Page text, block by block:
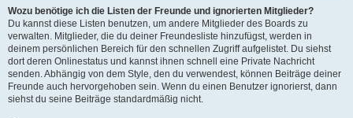
Wozu benötige ich die Listen der Freunde und ignorierten Mitglieder?
Du kannst diese Listen benutzen, um andere Mitglieder des Boards zu
verwalten. Mitglieder, die du deiner Freundesliste hinzufügst, werden in
deinem persönlichen Bereich für den schnellen Zugriff aufgelistet. Du siehst
dort deren Onlinestatus und kannst ihnen schnell eine Private Nachricht
senden. Abhängig von dem Style, den du verwendest, können Beiträge deiner
Freunde auch hervorgehoben sein. Wenn du einen Benutzer ignorierst, dann
siehst du seine Beiträge standardmäßig nicht.